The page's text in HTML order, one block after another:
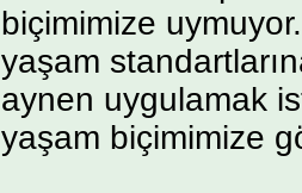
biçimimize
yaşam
aynen uygulamak
yaşam biçimimize